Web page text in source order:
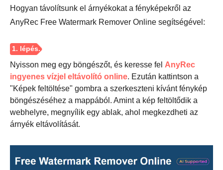
Hogyan távolítsunk el árnyékokat a fényképekről az
AnyRec Free Watermark Remover Online segítségével:
Nyisson meg egy böngészőt, és keresse fel AnyRec
ingyenes vízjel eltávolító online. Ezután kattintson a
"Képek feltöltése" gombra a szerkeszteni kívánt fénykép
böngészéséhez a mappából. Amint a kép feltöltődik a
webhelyre, megnyílik egy ablak, ahol megkezdheti az
árnyék eltávolítását.